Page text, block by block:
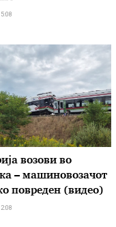
возови во
– машиновозачот
повреден (видео)